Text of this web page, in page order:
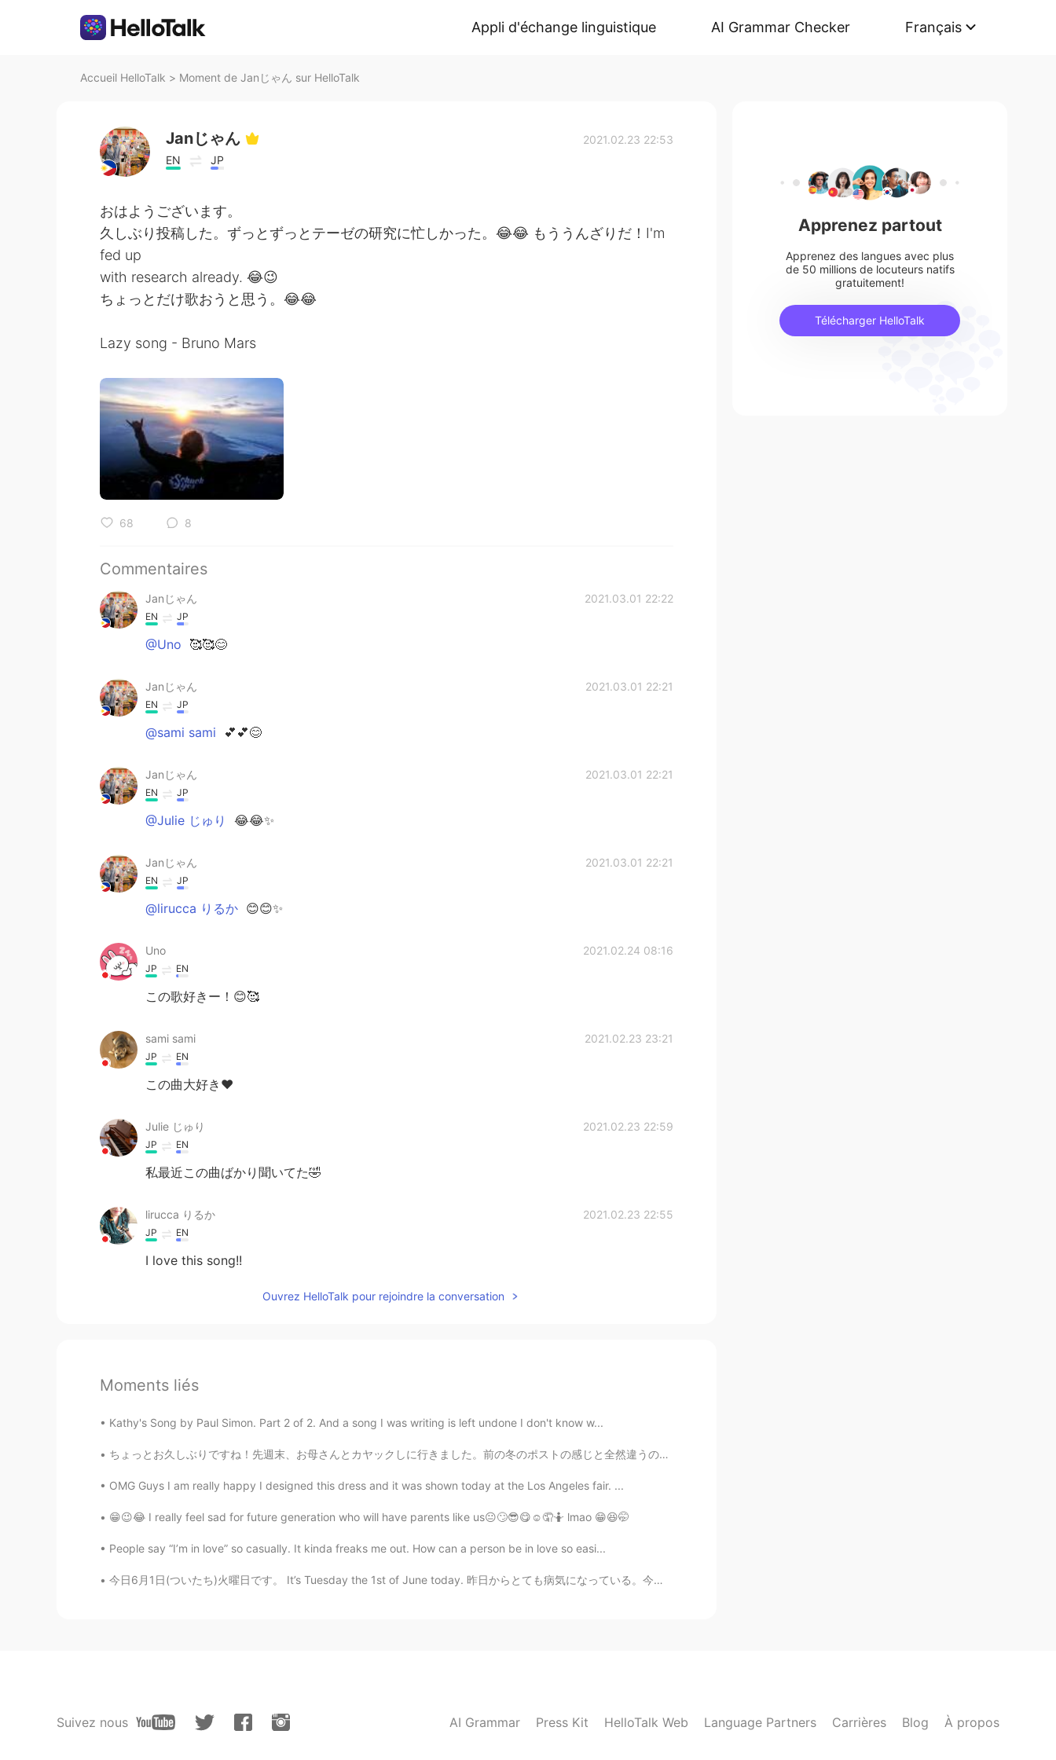
Appli d'échange linguistique AI Grammar Checker Français
Accueil HelloTalk > Moment de Janじゃん sur HelloTalk
Janじゃん
EN JP
2021.02.23 22:53
おはようございます。
久しぶり投稿した。ずっとずっとテーゼの研究に忙しかった。😂😂 もううんざりだ！I'm
fed up
with research already. 😂😉
ちょっとだけ歌おうと思う。😂😂
Lazy song - Bruno Mars
68 8
Commentaires
Janじゃん 2021.03.01 22:22
EN JP
@Uno 🥰🥰😊
Janじゃん 2021.03.01 22:21
EN JP
@sami sami 💕💕😊
Janじゃん 2021.03.01 22:21
EN JP
@Julie じゅり 😂😂✨
Janじゃん 2021.03.01 22:21
EN JP
@lirucca りるか 😊😊✨
Uno 2021.02.24 08:16
JP EN
この歌好きー！😊🥰
sami sami 2021.02.23 23:21
JP EN
この曲大好き❤
Julie じゅり 2021.02.23 22:59
JP EN
私最近この曲ばかり聞いてた🤣
lirucca りるか 2021.02.23 22:55
JP EN
I love this song!!
Ouvrez HelloTalk pour rejoindre la conversation
Moments liés
Kathy's Song by Paul Simon. Part 2 of 2. And a song I was writing is left undone I don't know w...
ちょっとお久しぶりですね！先週末、お母さんとカヤックしに行きました。前の冬のポストの感じと全然違うのではないでしょうか！今の日本は梅雨中ですが、ボストンの天気は暑かってきました。早く日本の天気も...
OMG Guys I am really happy I designed this dress and it was shown today at the Los Angeles fair. ...
😁😉😂 I really feel sad for future generation who will have parents like us😐🙄😎😋☺️🤦🤷 lmao 😁😆🤭
People say “I’m in love” so casually. It kinda freaks me out. How can a person be in love so easi...
今日6月1日(ついたち)火曜日です。 It’s Tuesday the 1st of June today. 昨日からとても病気になっている。今日もまだ病気だけど仕事をしなくてはならない。 S...
Apprenez partout
Apprenez des langues avec plus
de 50 millions de locuteurs natifs
gratuitement!
Télécharger HelloTalk
Suivez nous AI Grammar Press Kit HelloTalk Web Language Partners Carrières Blog À propos